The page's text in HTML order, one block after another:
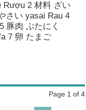
Rượu 2 材料 ざい
さい yasai Rau 4
豚肉 ぶたにく
7 卵 たまご
Page 1 of 4